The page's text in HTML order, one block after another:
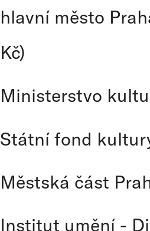
hlavní město
Kč)
Ministerstvo
Státní fond
Městská část
Institut umění -